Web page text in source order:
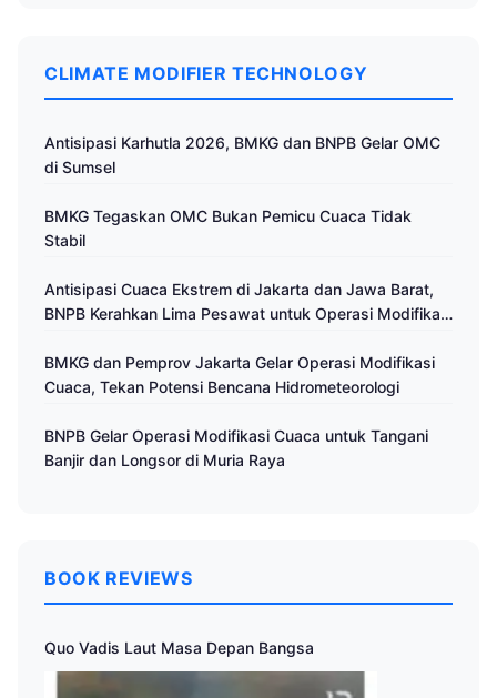
CLIMATE MODIFIER TECHNOLOGY
Antisipasi Karhutla 2026, BMKG dan BNPB Gelar OMC
di Sumsel
BMKG Tegaskan OMC Bukan Pemicu Cuaca Tidak
Stabil
Antisipasi Cuaca Ekstrem di Jakarta dan Jawa Barat,
BNPB Kerahkan Lima Pesawat untuk Operasi Modifikasi
BMKG dan Pemprov Jakarta Gelar Operasi Modifikasi
Cuaca, Tekan Potensi Bencana Hidrometeorologi
BNPB Gelar Operasi Modifikasi Cuaca untuk Tangani
Banjir dan Longsor di Muria Raya
BOOK REVIEWS
Quo Vadis Laut Masa Depan Bangsa